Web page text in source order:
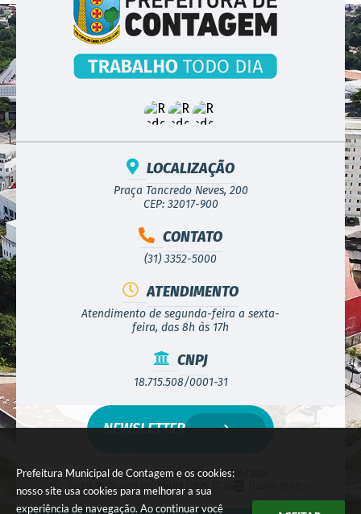
Prefeitura Municipal de Contagem e os cookies:
nosso site usa cookies para melhorar a sua
experiência de navegação. Ao continuar você
LOCALIZAÇÃO
Praça Tancredo Neves, 200
CEP: 32017-900
CONTATO
(31) 3352-5000
ATENDIMENTO
Atendimento de segunda-feira a sexta-
feira, das 8h às 17h
CNPJ
18.715.508/0001-31
Versão do Sistema:3.5.3 - 19/06/2026
Portal atualizado em:
06/08/2026 17:24
NEWSLETTER